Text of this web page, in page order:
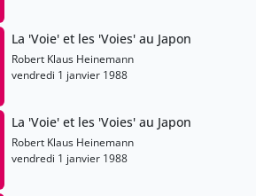
La 'Voie' et les 'Voies' au Japon
Robert Klaus Heinemann
vendredi 1 janvier 1988
La 'Voie' et les 'Voies' au Japon
Robert Klaus Heinemann
vendredi 1 janvier 1988